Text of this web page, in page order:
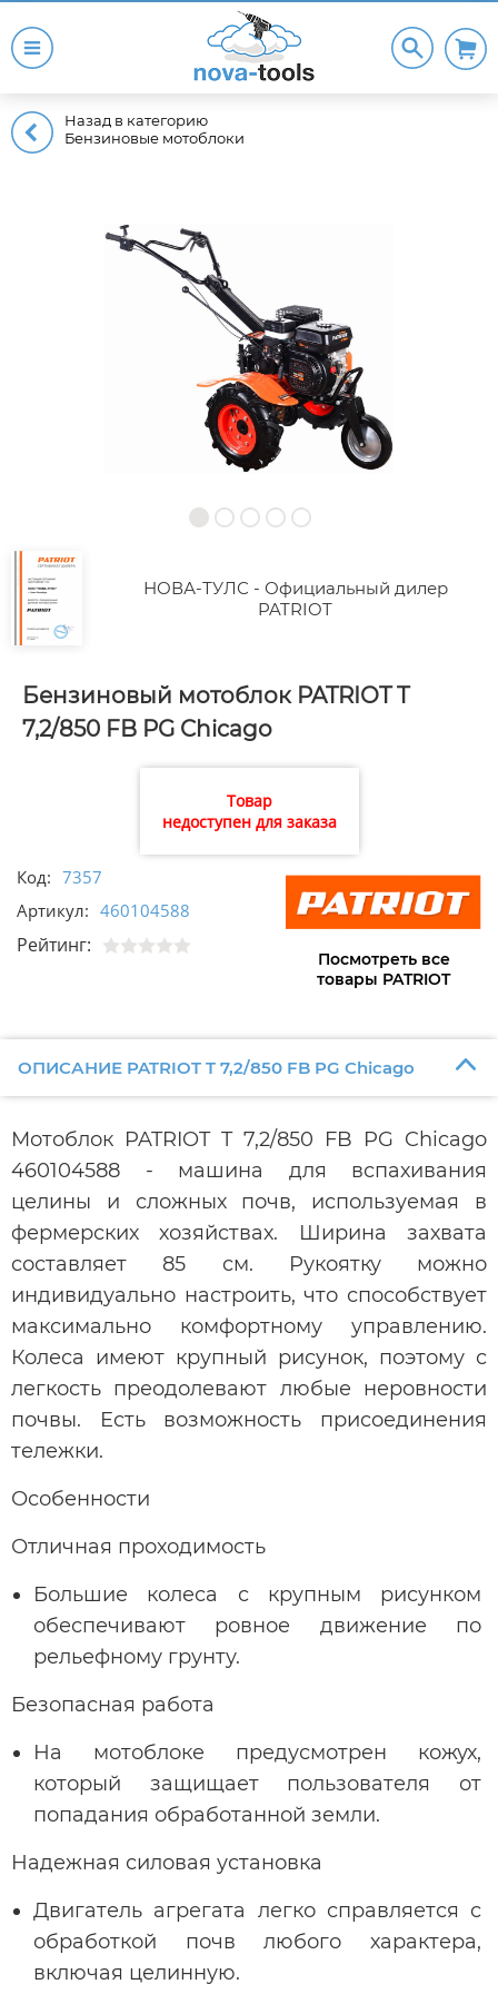
Назад в категорию
Бензиновые мотоблоки
НОВА-ТУЛС - Официальный дилер
PATRIOT
Бензиновый мотоблок PATRIOT T
7,2/850 FB PG Chicago
Товар
недоступен для заказа
Код: 7357
Артикул: 460104588
Рейтинг:
Посмотреть все
товары PATRIOT
ОПИСАНИЕ PATRIOT T 7,2/850 FB PG Chicago
Мотоблок PATRIOT T 7,2/850 FB PG Chicago
460104588 - машина для вспахивания
целины и сложных почв, используемая в
фермерских хозяйствах. Ширина захвата
составляет 85 см. Рукоятку можно
индивидуально настроить, что способствует
максимально комфортному управлению.
Колеса имеют крупный рисунок, поэтому с
легкость преодолевают любые неровности
почвы. Есть возможность присоединения
тележки.
Особенности
Отличная проходимость
Большие колеса с крупным рисунком
обеспечивают ровное движение по
рельефному грунту.
Безопасная работа
На мотоблоке предусмотрен кожух,
который защищает пользователя от
попадания обработанной земли.
Надежная силовая установка
Двигатель агрегата легко справляется с
обработкой почв любого характера,
включая целинную.